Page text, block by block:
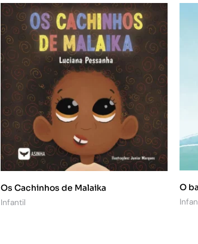
Os Cachinhos de Malaika
Infantil
O